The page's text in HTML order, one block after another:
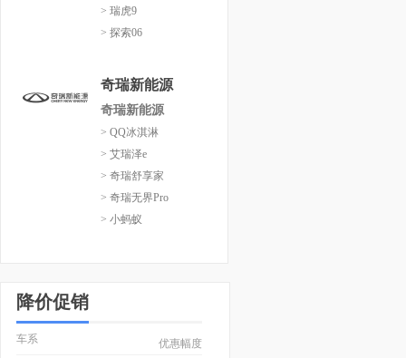
> 瑞虎9
> 探索06
奇瑞新能源
奇瑞新能源
> QQ冰淇淋
> 艾瑞泽e
> 奇瑞舒享家
> 奇瑞无界Pro
> 小蚂蚁
降价促销
车系 优惠幅度